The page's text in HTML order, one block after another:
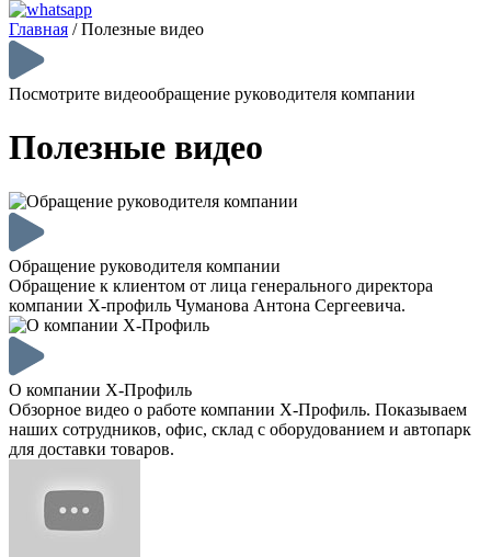
Главная /Полезные видео
Посмотрите видеообращение руководителя компании
Полезные видео
Обращение руководителя компании
Обращение к клиентом от лица генерального директора
компании Х-профиль Чуманова Антона Сергеевича.
О компании Х-Профиль
Обзорное видео о работе компании Х-Профиль. Показываем
наших сотрудников, офис, склад с оборудованием и автопарк
для доставки товаров.